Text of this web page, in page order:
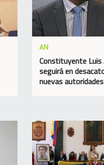
AN
Constituyente Luis
seguirá en
nuevas autoridades